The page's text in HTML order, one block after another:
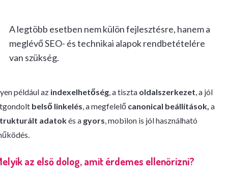
A legtöbb esetben nem külön fejlesztésre, hanem a
meglévő SEO- és technikai alapok rendbetételére
van szükség.
például az indexelhetőség, a tiszta oldalszerkezet, a jól
belső linkelés, a megfelelő canonical beállítások, a
adatokés a gyors, mobilon is jól használható
az első dolog, amit érdemes ellenőrizni?